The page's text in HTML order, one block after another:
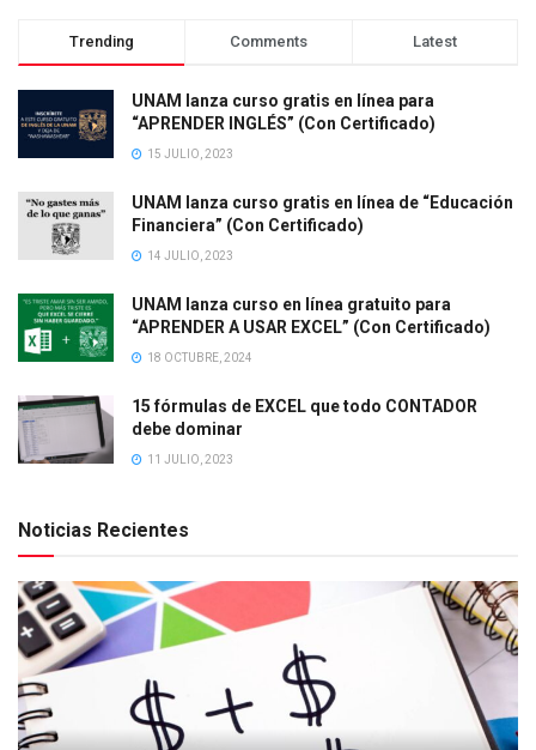
Trending Comments Latest
UNAM lanza curso gratis en línea para
“APRENDER INGLÉS” (Con Certificado)
15 JULIO, 2023
UNAM lanza curso gratis en línea de “Educación
Financiera” (Con Certificado)
14 JULIO, 2023
UNAM lanza curso en línea gratuito para
“APRENDER A USAR EXCEL” (Con Certificado)
18 OCTUBRE, 2024
15 fórmulas de EXCEL que todo CONTADOR
debe dominar
11 JULIO, 2023
Noticias Recientes